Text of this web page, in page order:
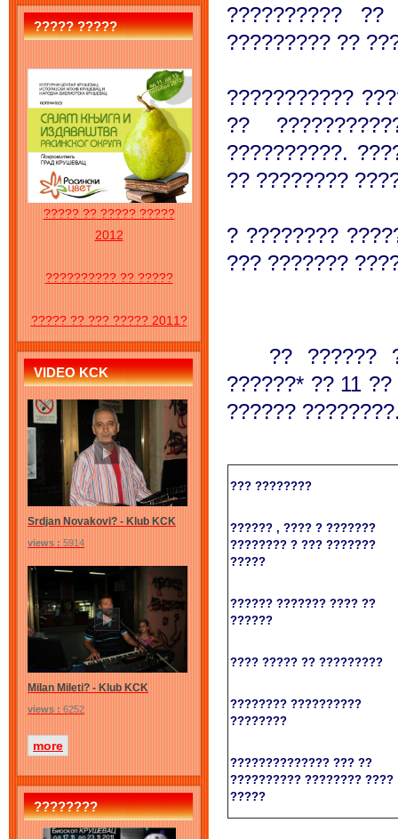
????? ?????
????? ?? ????? ?????
2012
?????????? ?? ?????
????? ?? ??? ????? 2011?
VIDEO KCK
Srdjan Novakovi? - Klub KCK
views : 5914
Milan Mileti? - Klub KCK
views : 6252
more
????????
??????????
????????? ??
???????????
??
??????????.
?? ????????
? ????????
??? ???????
?? ??????
??????* ?? 11
??????
??? ????????
?????? , ???? ? ???????
???????? ? ??? ???????
?????
?????? ??????? ???? ??
??????
???? ????? ?? ?????????
???????? ??????????
????????
?????????????? ??? ??
?????????? ???????? ????
?????